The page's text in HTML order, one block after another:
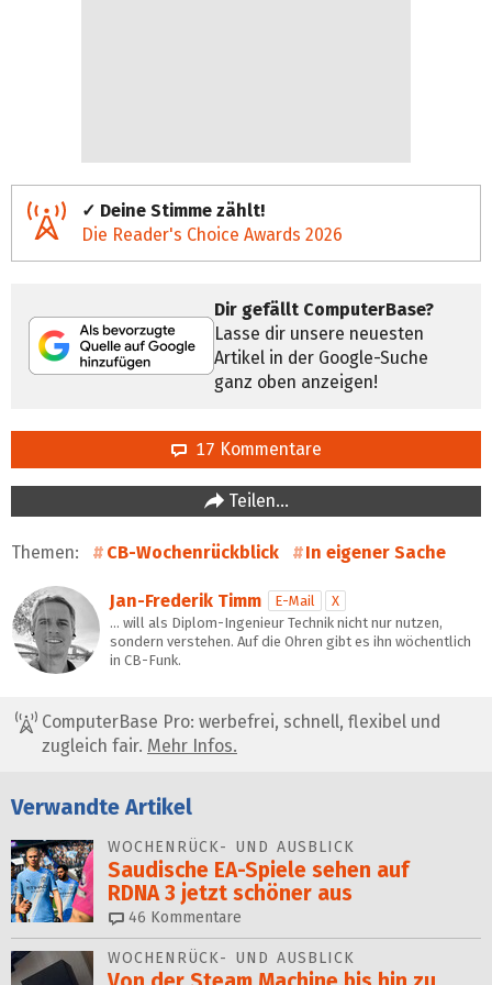
✓ Deine Stimme zählt!
Die Reader's Choice Awards 2026
Dir gefällt ComputerBase?
Lasse dir unsere neuesten
Artikel in der Google-Suche
ganz oben anzeigen!
17 Kommentare
Teilen…
Themen: CB-Wochenrückblick In eigener Sache
Jan-Frederik Timm E-Mail
X
… will als Diplom-Ingenieur Technik nicht nur nutzen,
sondern verstehen. Auf die Ohren gibt es ihn wöchentlich
in CB-Funk.
ComputerBase Pro: werbefrei, schnell, flexibel und
zugleich fair. Mehr Infos.
Verwandte Artikel
WOCHENRÜCK- UND AUSBLICK
Saudische EA-Spiele sehen auf
RDNA 3 jetzt schöner aus
46 Kommentare
WOCHENRÜCK- UND AUSBLICK